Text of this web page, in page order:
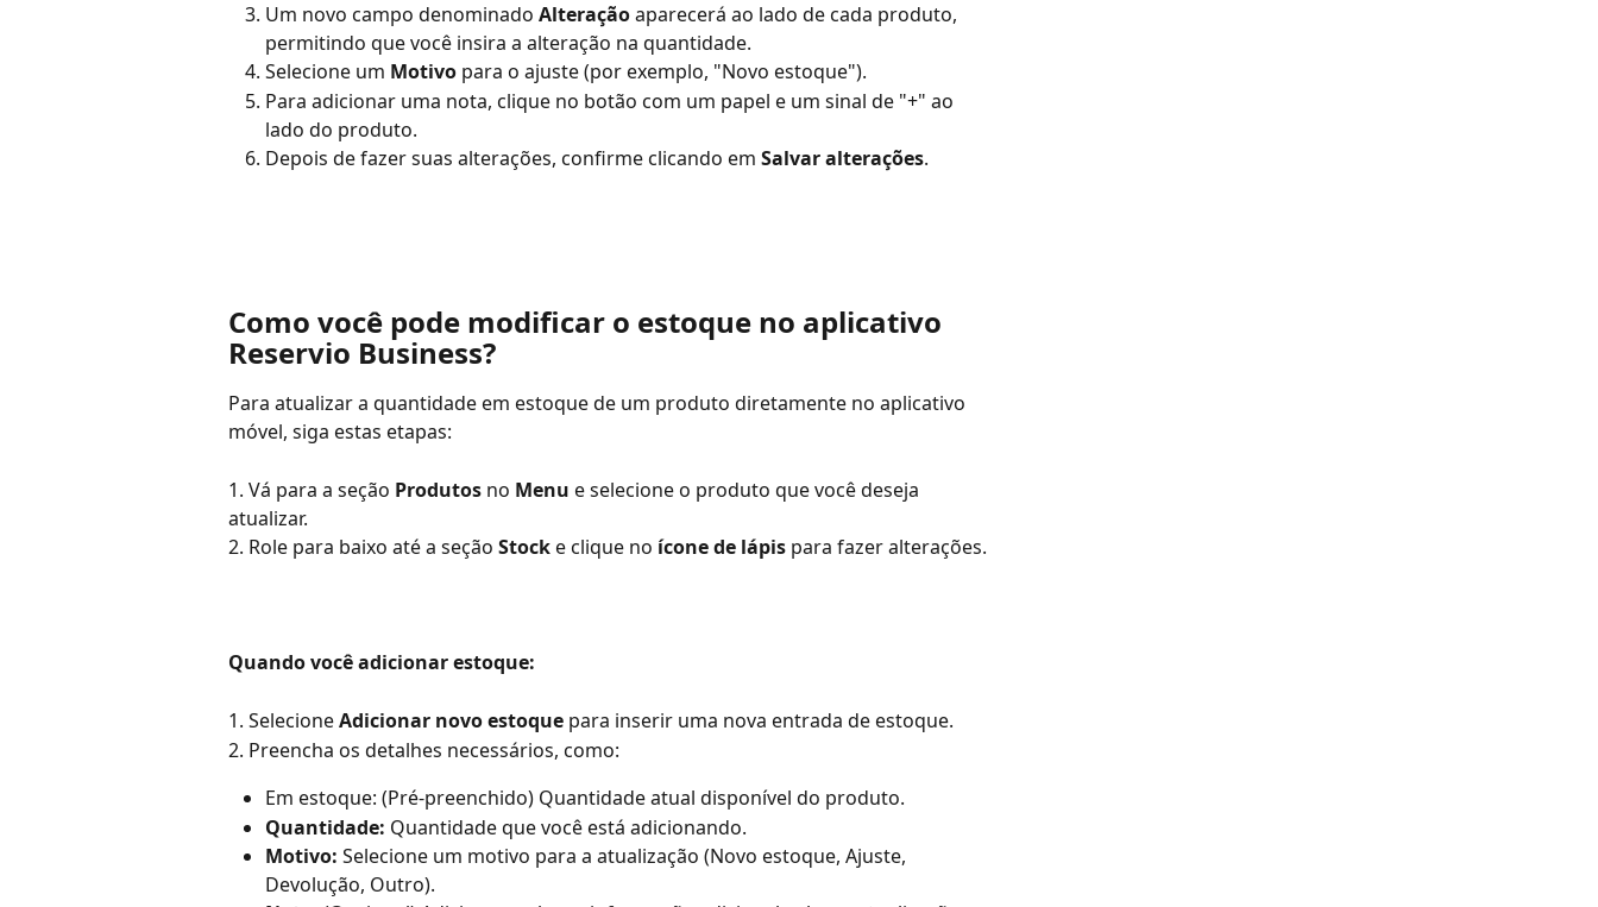
Um novo campo denominado Alteração aparecerá ao lado de cada produto,
permitindo que você insira a alteração na quantidade.
Selecione um Motivo para o ajuste (por exemplo, "Novo estoque").
Para adicionar uma nota, clique no botão com um papel e um sinal de "+" ao
lado do produto.
Depois de fazer suas alterações, confirme clicando em Salvar alterações.
Como você pode modificar o estoque no aplicativo
Reservio Business?
Para atualizar a quantidade em estoque de um produto diretamente no aplicativo
móvel, siga estas etapas:
1. Vá para a seção Produtos no Menu e selecione o produto que você deseja
atualizar.
2. Role para baixo até a seção Stock e clique no ícone de lápis para fazer alterações.
Quando você adicionar estoque:
1. Selecione Adicionar novo estoque para inserir uma nova entrada de estoque.
2. Preencha os detalhes necessários, como:
Em estoque: (Pré-preenchido) Quantidade atual disponível do produto.
Quantidade: Quantidade que você está adicionando.
Motivo: Selecione um motivo para a atualização (Novo estoque, Ajuste,
Devolução, Outro).